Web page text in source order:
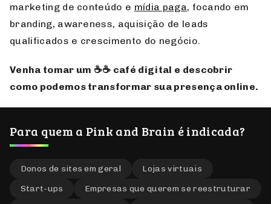
referência nas pesquisas online, com soluções
personalizadas e estratégicas. Nossa abordagem
integra desenvolvimento de produto, SEO,
branding, awareness, aquisição de leads
qualificados e crescimento do negócio.
como podemos transformar sua presença online.